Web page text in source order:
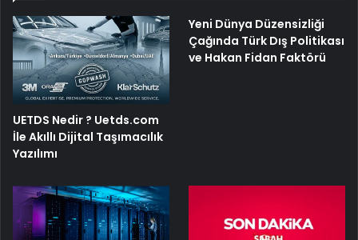
UETDS Nedir ? Uetds.com
İle Akıllı Dijital Taşımacılık
Yazılımı
Yeni Dünya Düzensizliği
Çağında Türk Dış Politikası
ve Hakan Fidan Faktörü